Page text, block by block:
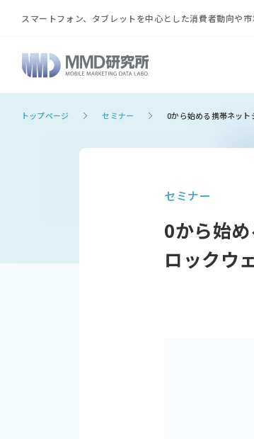
スマートフォン、タブレットを中心とした消費者動向や
トップページ セミナー 0から始める携帯ネッ
セミナー
0から始
ロックウ